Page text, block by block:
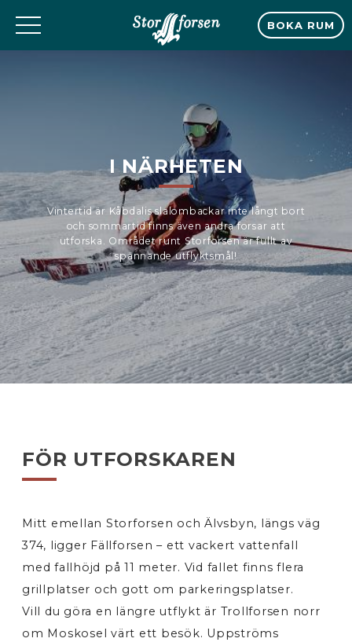
BOKA RUM
I NÄRHETEN
Vintertid är Kåbdalis slalombackar inte långt bort
och sommartid finns även andra forsar att
utforska. Området runt Storforsen är fullt av
spännande utflyktsmål!
FÖR UTFORSKAREN
Mitt emellan Storforsen och Älvsbyn, längs väg
374, ligger Fällforsen – ett vackert vattenfall
med fallhöjd på 11 meter. Vid fallet finns flera
grillplatser och gott om parkeringsplatser.
Vill du göra en längre utflykt är Trollforsen norr
om Moskosel värt ett besök. Uppströms